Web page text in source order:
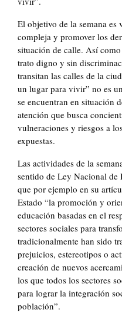
El objetivo de la semana
compleja y promover los
situación de calle. Así
trato digno y sin
transitan las calles de la
un lugar para vivir” no es
se encuentran en situación
atención que busca
vulneraciones y riesgos a
expuestas.
Las actividades de la
sentido de Ley Nacional de
que por ejemplo en su
Estado “la promoción y
educación basadas en el
sectores sociales para
tradicionalmente han sido
prejuicios, estereotipos o
creación de nuevos
los que todos los sectores
para lograr la integración
población”.